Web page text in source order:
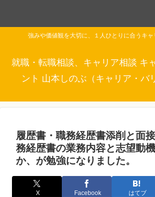
強みや価値観を大切に、１人ひとりに合うキャ
就職・転職相談、キャリア相談 キ
ント 山本しのぶ（キャリア・バ
履歴書・職務経歴書添削と面
務経歴書の業務内容と志望動
か、が勉強になりました。
X Facebook はてブ